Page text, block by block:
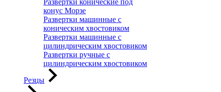
Развертки конические под
конус Морзе
Развертки машинные с
коническим хвостовиком
Развертки машинные с
цилиндрическим хвостовиком
Развертки ручные с
цилиндрическим хвостовиком
Резцы